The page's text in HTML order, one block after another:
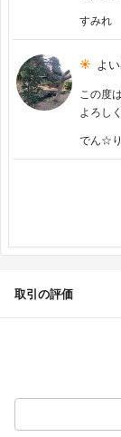
すみれ
よ
この度
よろし
でん☆
取引の評価